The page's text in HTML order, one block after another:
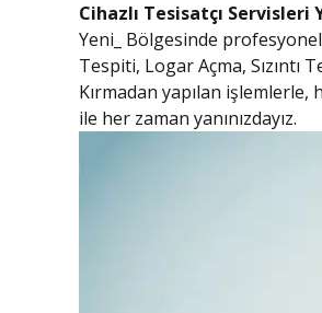
Cihazlı Tesisatçı Servisleri
Yeni_ Bölgesinde
Tespiti, Logar Açma,
Kırmadan yapılan işlemlerle,
ile her zaman yanınızdayız.